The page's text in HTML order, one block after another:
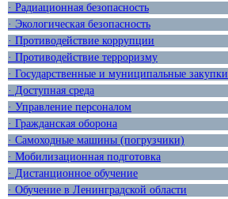
· Радиационная безопасность
· Экологическая безопасность
· Противодействие коррупции
· Противодействие терроризму
· Государственные и муниципальные закупки
· Доступная среда
· Управление персоналом
· Гражданская оборона
· Самоходные машины (погрузчики)
· Мобилизационная подготовка
· Дистанционное обучение
· Обучение в Ленинградской области